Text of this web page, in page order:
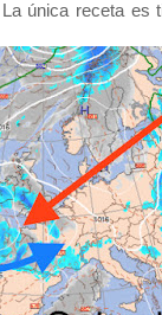
única receta